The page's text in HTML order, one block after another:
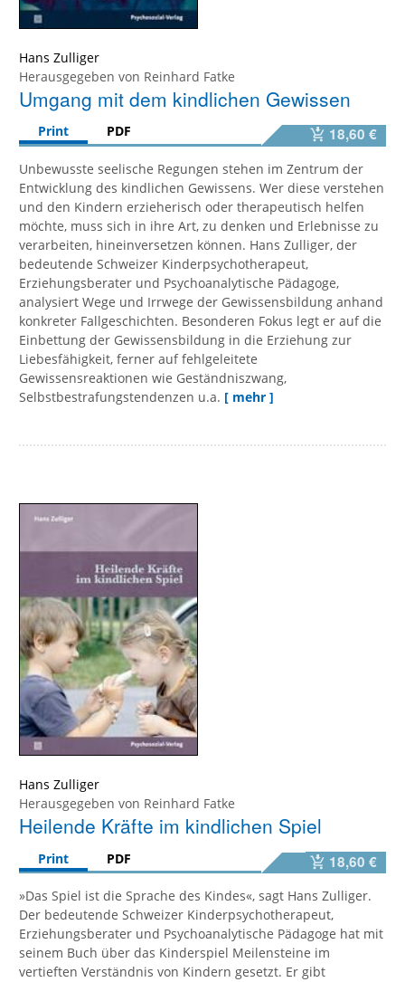
Hans Zulliger
Herausgegeben von Reinhard Fatke
Umgang mit dem kindlichen Gewissen
Print PDF 18,60 €
Unbewusste seelische Regungen stehen im Zentrum der
Entwicklung des kindlichen Gewissens. Wer diese verstehen
und den Kindern erzieherisch oder therapeutisch helfen
möchte, muss sich in ihre Art, zu denken und Erlebnisse zu
verarbeiten, hineinversetzen können. Hans Zulliger, der
bedeutende Schweizer Kinderpsychotherapeut,
Erziehungsberater und Psychoanalytische Pädagoge,
analysiert Wege und Irrwege der Gewissensbildung anhand
konkreter Fallgeschichten. Besonderen Fokus legt er auf die
Einbettung der Gewissensbildung in die Erziehung zur
Liebesfähigkeit, ferner auf fehlgeleitete
Gewissensreaktionen wie Geständniszwang,
Selbstbestrafungstendenzen u.a. [ mehr ]
Hans Zulliger
Herausgegeben von Reinhard Fatke
Heilende Kräfte im kindlichen Spiel
Print PDF 18,60 €
»Das Spiel ist die Sprache des Kindes«, sagt Hans Zulliger.
Der bedeutende Schweizer Kinderpsychotherapeut,
Erziehungsberater und Psychoanalytische Pädagoge hat mit
seinem Buch über das Kinderspiel Meilensteine im
vertieften Verständnis von Kindern gesetzt. Er gibt